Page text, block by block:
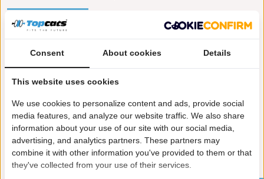
Origineel nummers
Garantie:2 jaar garantie
Materiaal:Keramiek
Enkel in combinatie met:FK90420
Product in orde:
Controleteken:E9-103R
Consent About cookies Details
This website uses cookies
We use cookies to personalize content and ads, provide social
media features, and analyze our website traffic. We also share
information about your use of our site with our social media,
advertising, and analytics partners. These partners may
combine it with other information you've provided to them or that
they've collected from your use of their services.